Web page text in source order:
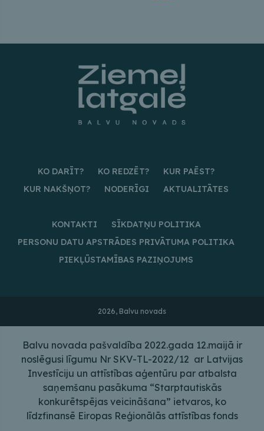
KO DARĪT? KO REDZĒT?
KUR PAĒST?
KUR NAKŠŅOT?
NODERĪGI AKTUALITĀTES
KONTAKTI
SĪKDATŅU POLITIKA
PERSONU DATU APSTRĀDES PRIVĀTUMA POLITIKA
PIEKĻŪSTAMĪBAS PAZIŅOJUMS
2026, Balvu novads
Balvu novada pašvaldība 2022.gada 12.maijā ir
noslēgusi līgumu Nr SKV-TL-2022/12 ar Latvijas
Investīciju un attīstības aģentūru par atbalsta
saņemšanu pasākuma “Starptautiskās
konkurētspējas veicināšana” ietvaros, ko
līdzfinansē Eiropas Reģionālās attīstības fonds